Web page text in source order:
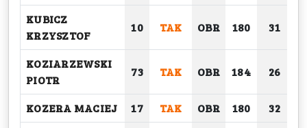
KUBICZ
KRZYSZTOF
10 TAK OBR 180 31
KOZIARZEWSKI
PIOTR
73 TAK OBR 184 26
KOZERA MACIEJ 17 TAK OBR 180 32